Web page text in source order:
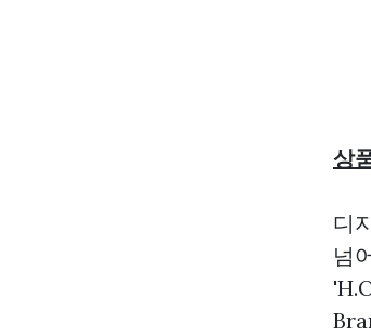
상
디
넘